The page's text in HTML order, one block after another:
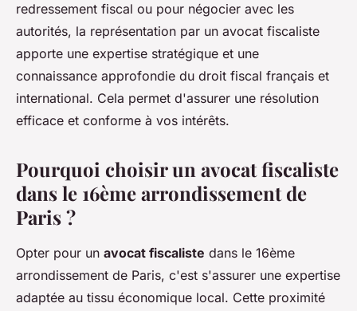
redressement fiscal ou pour négocier avec les
autorités, la représentation par un avocat fiscaliste
apporte une expertise stratégique et une
connaissance approfondie du droit fiscal français et
international. Cela permet d'assurer une résolution
efficace et conforme à vos intérêts.
Pourquoi choisir un avocat fiscaliste
dans le 16ème arrondissement de
Paris ?
Opter pour un avocat fiscaliste dans le 16ème
arrondissement de Paris, c'est s'assurer une expertise
adaptée au tissu économique local. Cette proximité